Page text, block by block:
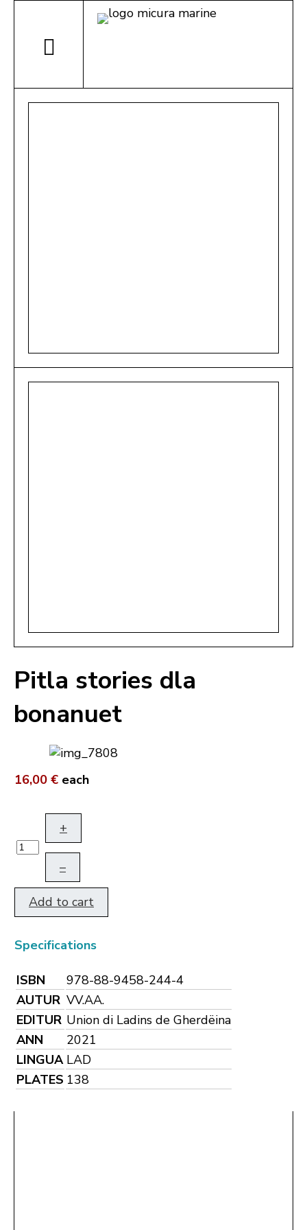
Pitla stories dla
bonanuet
16,00 € each
+
–
Add to cart
Specifications
ISBN
978-88-9458-244-4
AUTUR VV.AA.
EDITUR Union di Ladins de Gherdëina
ANN
2021
LINGUA LAD
PLATES 138